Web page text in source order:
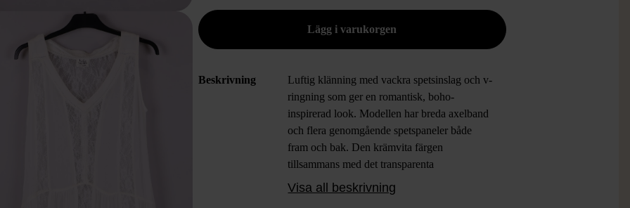
Beskrivning
Luftig klänning med vackra spetsinslag och v-
ringning som ger en romantisk, boho-
inspirerad look. Modellen har breda axelband
och flera genomgående spetspaneler både
fram och bak. Den krämvita färgen
tillsammans med det transparenta
spetsmönstret skapar en mjuk och vintage
feeling. Perfekt för dig som gillar lätta och
Visa all beskrivning